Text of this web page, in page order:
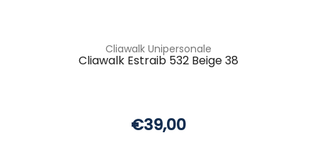
Cliawalk Unipersonale
Cliawalk Estraib 532 Beige 38
€39,00